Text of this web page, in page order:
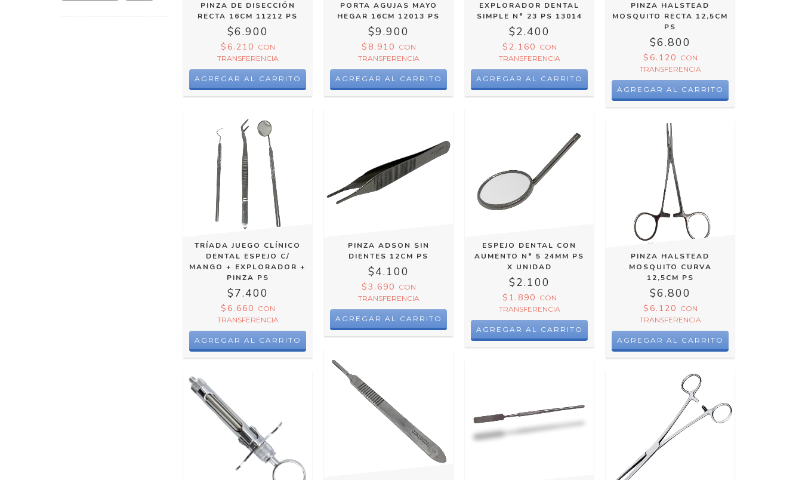
PINZA DE DISECCIÓN
RECTA 16CM 11212 PS
$6.900
$6.210 CON
TRANSFERENCIA
PORTA AGUJAS MAYO
HEGAR 16CM 12013 PS
$9.900
$8.910 CON
TRANSFERENCIA
EXPLORADOR DENTAL
SIMPLE N° 23 PS 13014
$2.400
$2.160 CON
TRANSFERENCIA
PINZA HALSTEAD
MOSQUITO RECTA 12,5CM
PS
$6.800
$6.120 CON
TRANSFERENCIA
TRÍADA JUEGO CLÍNICO
DENTAL ESPEJO C/
MANGO + EXPLORADOR +
PINZA PS
$7.400
$6.660 CON
TRANSFERENCIA
PINZA ADSON SIN
DIENTES 12CM PS
$4.100
$3.690 CON
TRANSFERENCIA
ESPEJO DENTAL CON
AUMENTO N° 5 24MM PS
X UNIDAD
$2.100
$1.890 CON
TRANSFERENCIA
PINZA HALSTEAD
MOSQUITO CURVA
12,5CM PS
$6.800
$6.120 CON
TRANSFERENCIA